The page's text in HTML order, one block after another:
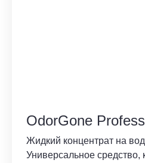
OdorGone
Жидкий концентрат на
Универсальное средство,